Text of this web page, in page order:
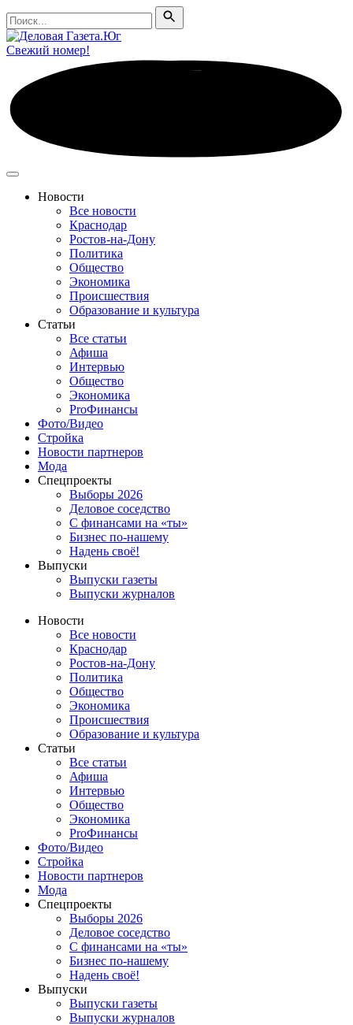
Поиск
Поиск
Свежий номер!
Новости
Все новости
Краснодар
Ростов-на-Дону
Политика
Общество
Экономика
Происшествия
Образование и культура
Статьи
Все статьи
Афиша
Интервью
Общество
Экономика
ProФинансы
Фото/Видео
Стройка
Новости партнеров
Мода
Спецпроекты
Выборы 2026
Деловое соседство
С финансами на «ты»
Бизнес по-нашему
Надень своё!
Выпуски
Выпуски газеты
Выпуски журналов
Новости
Все новости
Краснодар
Ростов-на-Дону
Политика
Общество
Экономика
Происшествия
Образование и культура
Статьи
Все статьи
Афиша
Интервью
Общество
Экономика
ProФинансы
Фото/Видео
Стройка
Новости партнеров
Мода
Спецпроекты
Выборы 2026
Деловое соседство
С финансами на «ты»
Бизнес по-нашему
Надень своё!
Выпуски
Выпуски газеты
Выпуски журналов